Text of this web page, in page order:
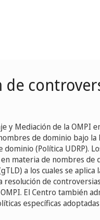
de
y Mediación de la OMPI
de dominio bajo
(Política UDRP).
materia de nombres de
a los cuales se aplica
de
El Centro también
específicas